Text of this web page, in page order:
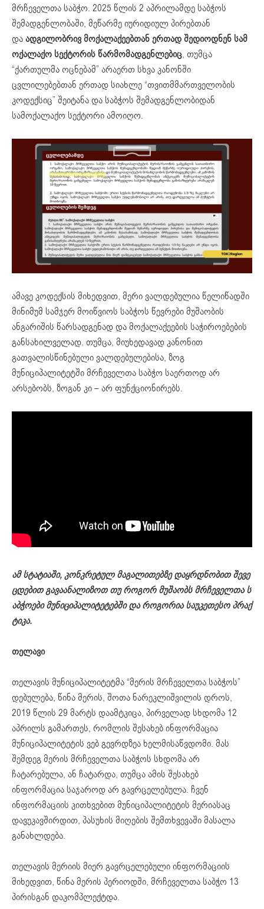
მრჩეველთა საბჭო. 2025 წლის 2 აპრილამდე საბჭოს
შემადგენლობაში, მეწარმე იურიდიულ პირებთან
დაადგილობრივმოქალაქეებთანერთადშედიოდნენ სამ
ოქალაქო სექტორის წარმომადგენლებიც, თუმცა
“ქართულმა ოცნებამ” არაერთ სხვა კანონში
ცვლილებებთან ერთად სიახლე “თვითმმართველობის
კოდექსიც” შეიტანა და საბჭოს შემადგენლობიდან
სამოქალაქო სექტორი ამოიღო.
ამავე კოდექსის მიხედვით, მერი ვალდებულია წელიწადში
მინიმუმ სამჯერ მოიწვიოს საბჭოს წევრები მუშაობის
ანგარიშის წარსადგენად და მოქალაქეების საჭიროებების
განსახილველად. თუმცა, მიუხედავად კანონით
გათვალისწინებული ვალდებულებისა, ზოგ
მუნიციპალიტეტში მრჩეველთა საბჭო საერთოდ არ
არსებობს, ზოგან კი – არ ფუნქციონირებს.
ამ სტატიაში,კონკრეტულ მაგალითებზე დაყრდნობით შევე
ცდებითგავაანალიზოთ თუ როგორ მუშაობს მრჩეველთა ს
აბჭოები მუნიციპალიტეტებში და როგორია საუკეთესო პრაქ
ტიკა.
თელავი
თელავის მუნიციპალიტეტმა “მერის მრჩეველთა საბჭოს”
დებულება, წინა მერის, შოთა ნარეკლიშვილის დროს,
2019 წლის 29 მარტს დაამტკიცა, პირველად სხდომა 12
აპრილს გამართეს, რომლის შესახებ ინფორმაცია
მუნიციპალიტეტის ვებ გევრდზეა ხელმისაწვდომი. მას
შემდეგ მერის მრჩეველთა საბჭოს სხდომა არ
ჩატარებულა, ან ჩატარდა, თუმცა ამის შესახებ
ინფორმაცია საჯაროდ არ გავრცელებულა. ჩვენ
ინფორმაციის კითხვებით მუნიციპალიტეტის მერიასაც
დავუკავშირდით, პასუხის მიღების შემთხვევაში მასალა
განახლდება.
თელავის მერიის მიერ გავრცელებული ინფორმაციის
მიხედვით, წინა მერის პერიოდში, მრჩეველთა საბჭო 13
პირისგან დაკომპლექტდა.